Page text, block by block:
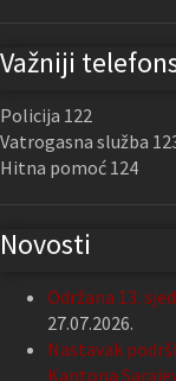
Važniji
Policija 122
Vatrogasna služba
Hitna pomoć 124
Novosti
Održana 13.
27.07.2026.
Nastavak
Kantona